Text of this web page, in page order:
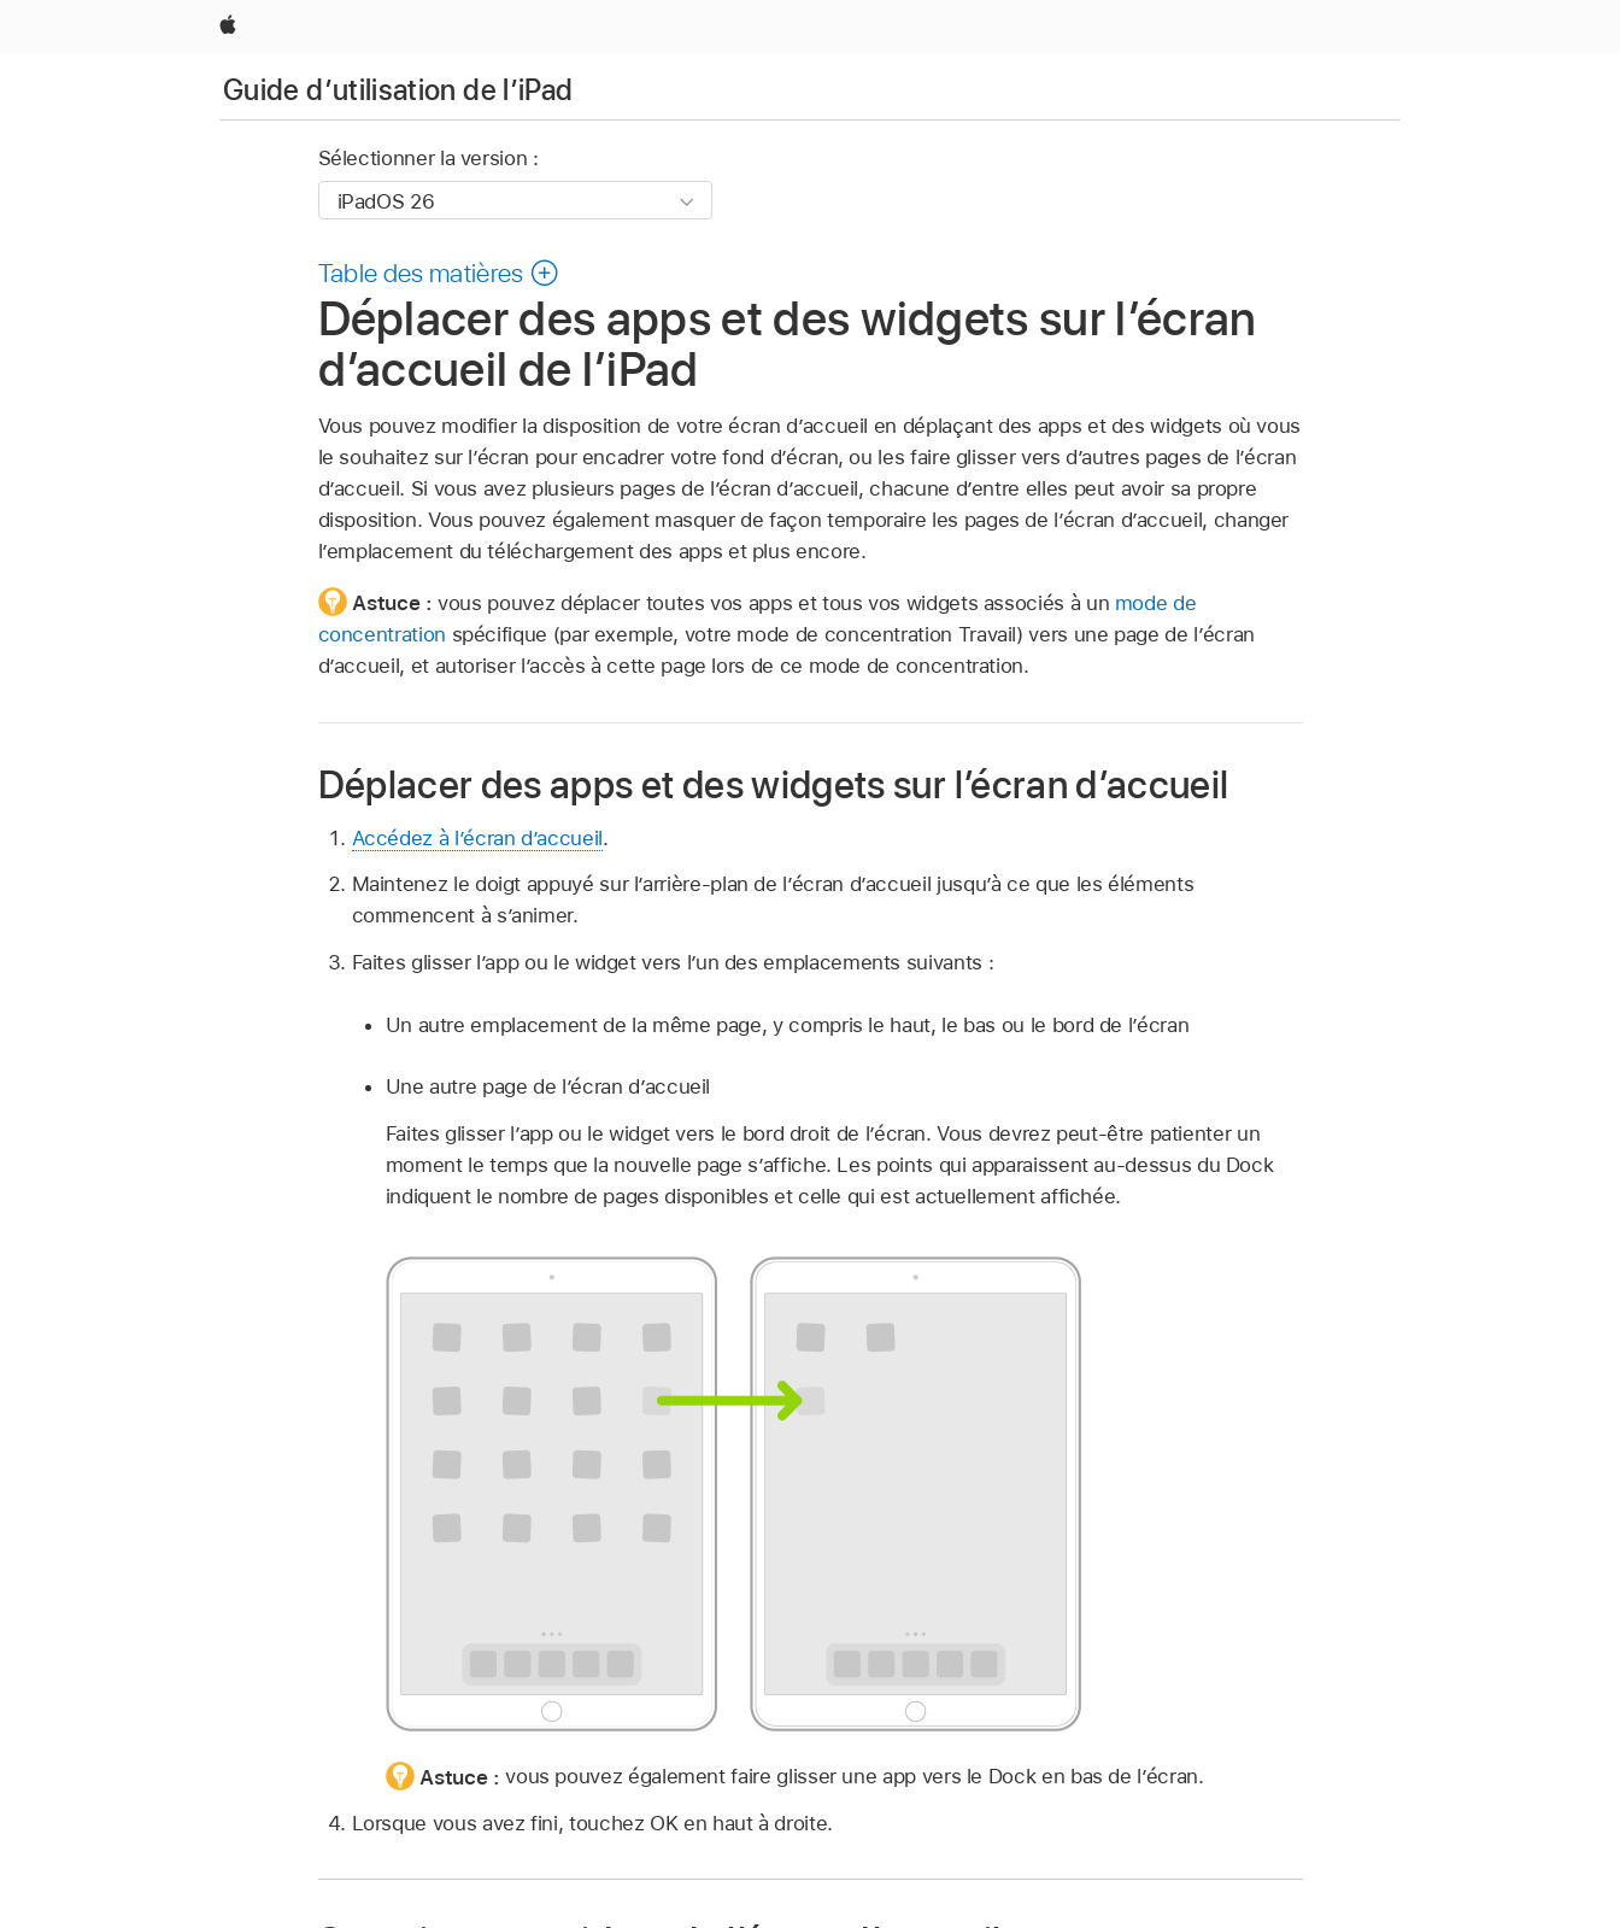
Apple
Guide d’utilisation de l’iPad
Sélectionner la version :
Table des matières
Déplacer des apps et des widgets sur l’écran
d’accueil de l’iPad
Vous pouvez modifier la disposition de votre écran d’accueil en déplaçant des apps et des widgets où vous
le souhaitez sur l’écran pour encadrer votre fond d’écran, ou les faire glisser vers d’autres pages de l’écran
d’accueil. Si vous avez plusieurs pages de l’écran d’accueil, chacune d’entre elles peut avoir sa propre
disposition. Vous pouvez également masquer de façon temporaire les pages de l’écran d’accueil, changer
l’emplacement du téléchargement des apps et plus encore.
Astuce :vous pouvez déplacer toutes vos apps et tous vos widgets associés à un mode de
concentration spécifique (par exemple, votre mode de concentration Travail) vers une page de l’écran
d’accueil, et autoriser l’accès à cette page lors de ce mode de concentration.
Déplacer des apps et des widgets sur l’écran d’accueil
Accédez à l’écran d’accueil.
Maintenez le doigt appuyé sur l’arrière-plan de l’écran d’accueil jusqu’à ce que les éléments
commencent à s’animer.
Faites glisser l’app ou le widget vers l’un des emplacements suivants :
Un autre emplacement de la même page, y compris le haut, le bas ou le bord de l’écran
Une autre page de l’écran d’accueil
Faites glisser l’app ou le widget vers le bord droit de l’écran. Vous devrez peut-être patienter un
moment le temps que la nouvelle page s’affiche. Les points qui apparaissent au-dessus du Dock
indiquent le nombre de pages disponibles et celle qui est actuellement affichée.
Astuce :vous pouvez également faire glisser une app vers le Dock en bas de l’écran.
Lorsque vous avez fini, touchez OK en haut à droite.